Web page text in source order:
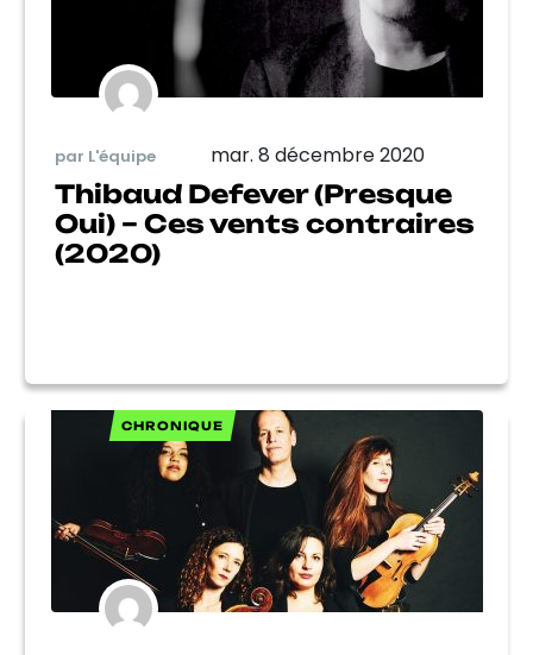
par L'équipe mar. 8 décembre 2020
Thibaud Defever (Presque
Oui) – Ces vents contraires
(2020)
CHRONIQUE